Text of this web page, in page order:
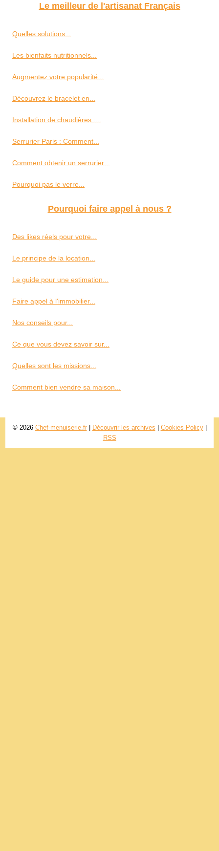
Le meilleur de l'artisanat Français
Quelles solutions...
Les bienfaits nutritionnels...
Augmentez votre popularité...
Découvrez le bracelet en...
Installation de chaudières :...
Serrurier Paris : Comment...
Comment obtenir un serrurier...
Pourquoi pas le verre...
Pourquoi faire appel à nous ?
Des likes réels pour votre...
Le principe de la location...
Le guide pour une estimation...
Faire appel à l'immobilier...
Nos conseils pour...
Ce que vous devez savoir sur...
Quelles sont les missions...
Comment bien vendre sa maison...
© 2026 Chef-menuiserie.fr| Découvrir les archives Cookies Policy|
RSS